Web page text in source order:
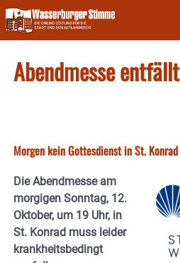
Skip
to
content
Abendmesse entfällt
Morgen kein Gottesdienst in St. Konrad
Die Abendmesse am
morgigen Sonntag, 12.
Oktober, um 19 Uhr, in
St. Konrad muss leider
krankheitsbedingt